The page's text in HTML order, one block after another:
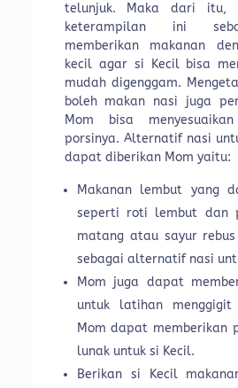
telunjuk. Maka dari itu,
keterampilan ini
memberikan makanan
kecil agar si Kecil bisa
mudah digenggam.
boleh makan nasi juga
Mom bisa
porsinya. Alternatif nasi
dapat diberikan Mom yaitu:
Makanan lembut yang
seperti roti lembut dan
matang atau sayur
sebagai alternatif nasi
Mom juga dapat
untuk latihan menggigit
Mom dapat memberikan
lunak untuk si Kecil.
Berikan si Kecil